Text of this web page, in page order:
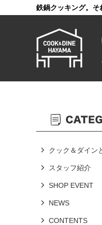
鉄鍋クッキング。そ
クック＆ダイン
スタッフ紹介
SHOP EVENT
NEWS
CONTENTS